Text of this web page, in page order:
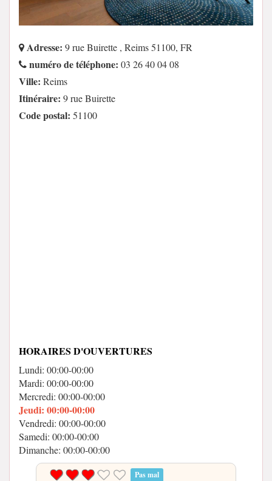
Adresse: 9 rue Buirette , Reims 51100, FR
numéro de téléphone: 03 26 40 04 08
Ville: Reims
Itinéraire: 9 rue Buirette
Code postal: 51100
HORAIRES D'OUVERTURES
Lundi: 00:00-00:00
Mardi: 00:00-00:00
Mercredi: 00:00-00:00
Jeudi: 00:00-00:00
Vendredi: 00:00-00:00
Samedi: 00:00-00:00
Dimanche: 00:00-00:00
Pas mal